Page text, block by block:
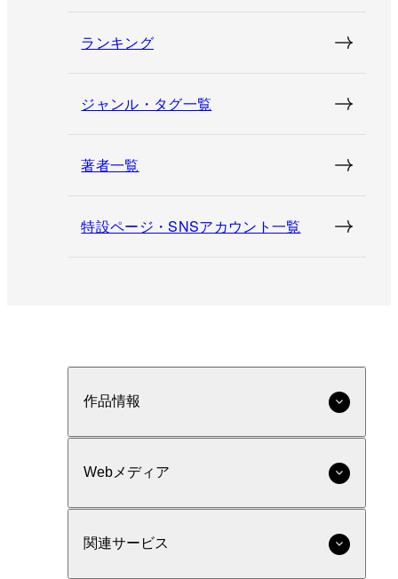
ランキング
ジャンル・タグ一覧
著者一覧
特設ページ・SNSアカウント一覧
作品情報
Webメディア
関連サービス